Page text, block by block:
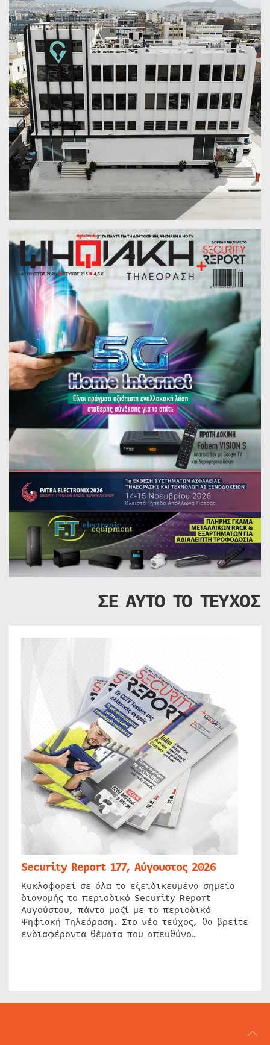
ΣΕ ΑΥΤΟ ΤΟ ΤΕΥΧΟΣ
Security Report 177, Αύγουστος 2026
Κυκλοφορεί σε όλα τα εξειδικευμένα σημεία
διανομής το περιοδικό Security Report
Αυγούστου, πάντα μαζί με το περιοδικό
Ψηφιακή Τηλεόραση. Στο νέο τεύχος, θα βρείτε
ενδιαφέροντα θέματα που απευθύνο…